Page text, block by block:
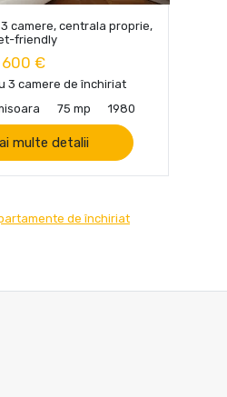
camere, centrala proprie,
friendly
600 €
3 camere de închiriat
75 mp 1980
multe detalii
de închiriat